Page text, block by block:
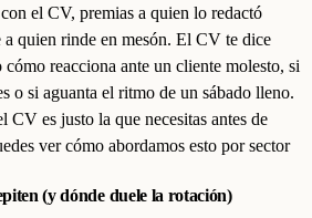
el CV, premias a quien lo redactó
a quien rinde en mesón. El CV te dice
reacciona ante un cliente molesto, si
o si aguanta el ritmo de un sábado lleno.
CV es justo la que necesitas antes de
ver cómo abordamos esto por sector
(y dónde duele la rotación)